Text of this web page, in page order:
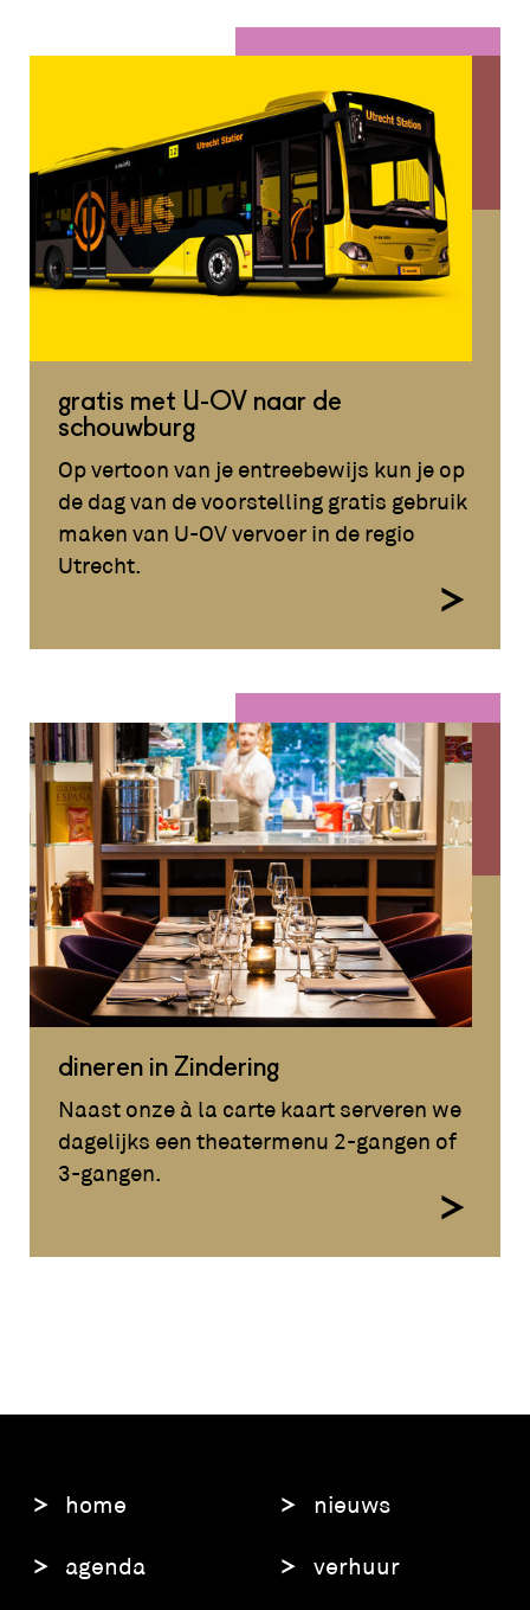
gratis met U-OV naar de
schouwburg
Op vertoon van je entreebewijs kun je op
de dag van de voorstelling gratis gebruik
maken van U-OV vervoer in de regio
Utrecht.
dineren in Zindering
Naast onze à la carte kaart serveren we
dagelijks een theatermenu 2-gangen of
3-gangen.
home
agenda
nieuws
verhuur